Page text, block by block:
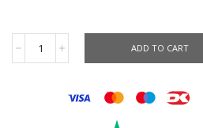
ADD TO CART